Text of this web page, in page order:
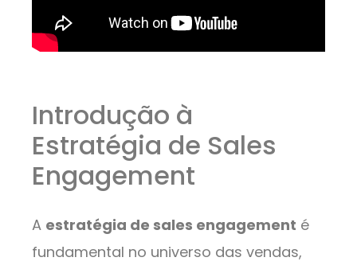
Introdução à
Estratégia de Sales
Engagement
A estratégia de sales engagement é
fundamental no universo das vendas,